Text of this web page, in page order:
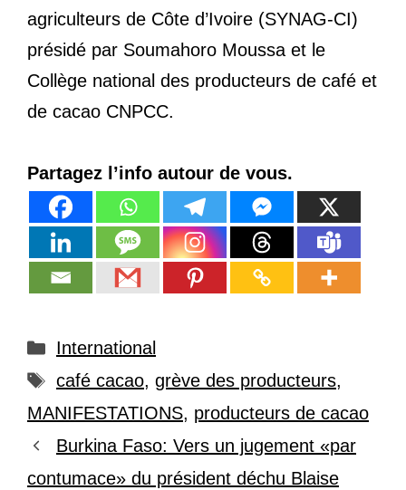
agriculteurs de Côte d’Ivoire (SYNAG-CI)
présidé par Soumahoro Moussa et le
Collège national des producteurs de café et
de cacao CNPCC.
Partagez l’info autour de vous.
Catégories
International
Étiquettes
café cacao, grève des producteurs,
MANIFESTATIONS, producteurs de cacao
Burkina Faso: Vers un jugement «par
contumace» du président déchu Blaise